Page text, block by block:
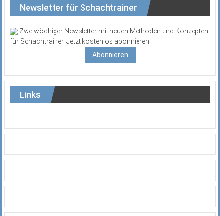
Newsletter für Schachtrainer
Zweiwöchiger Newsletter mit neuen Methoden und Konzepten
für Schachtrainer. Jetzt kostenlos abonnieren.
Abonnieren
Links